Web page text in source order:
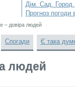
Дім. Сад. Город.
Прогноз погоди
– довіра людей
Спогади Є така
людей